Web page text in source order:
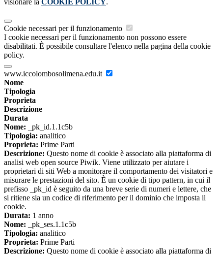
visionare la COOKIE POLICY.
Cookie necessari per il funzionamento
I cookie necessari per il funzionamento non possono essere
disabilitati. È possibile consultare l'elenco nella pagina della cookie
policy.
www.iccolombosolimena.edu.it
Nome
Tipologia
Proprieta
Descrizione
Durata
Nome: _pk_id.1.1c5b
Tipologia: analitico
Proprieta: Prime Parti
Descrizione: Questo nome di cookie è associato alla piattaforma di
analisi web open source Piwik. Viene utilizzato per aiutare i
proprietari di siti Web a monitorare il comportamento dei visitatori e
misurare le prestazioni del sito. È un cookie di tipo pattern, in cui il
prefisso _pk_id è seguito da una breve serie di numeri e lettere, che
si ritiene sia un codice di riferimento per il dominio che imposta il
cookie.
Durata: 1 anno
Nome: _pk_ses.1.1c5b
Tipologia: analitico
Proprieta: Prime Parti
Descrizione: Questo nome di cookie è associato alla piattaforma di